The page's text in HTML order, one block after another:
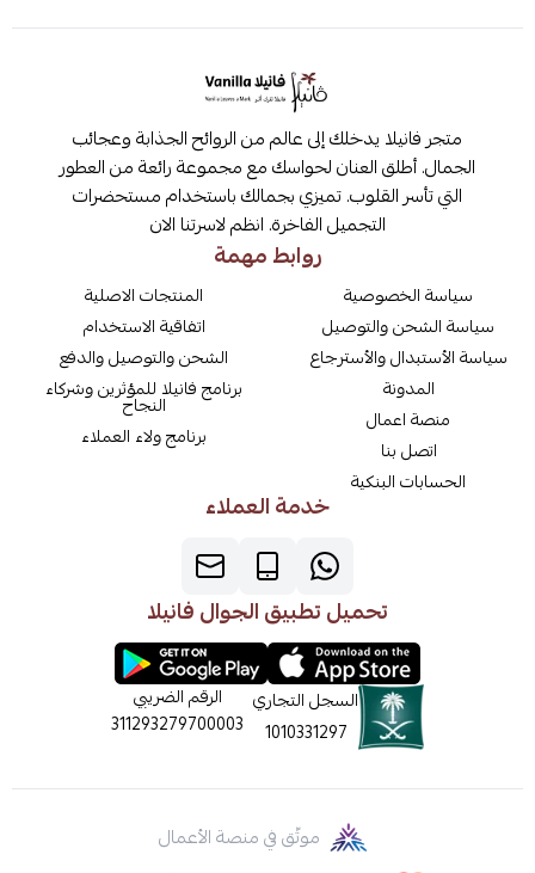
متجر فانيلا يدخلك إلى عالم من الروائح الجذابة وعجائب
الجمال. أطلق العنان لحواسك مع مجموعة رائعة من العطور
التي تأسر القلوب. تميزي بجمالك باستخدام مستحضرات
التجميل الفاخرة. انظم لاسرتنا الان
روابط مهمة
سياسة الخصوصية
سياسة الشحن والتوصيل
سياسة الأستبدال والأسترجاع
المدونة
منصة اعمال
اتصل بنا
الحسابات البنكية
المنتجات الاصلية
اتفاقية الاستخدام
الشحن والتوصيل والدفع
برنامج فانيلا للمؤثرين وشركاء
النجاح
برنامج ولاء العملاء
خدمة العملاء
تحميل تطبيق الجوال فانيلا
السجل التجاري
1010331297
الرقم الضريبي
311293279700003
موثّق في منصة الأعمال